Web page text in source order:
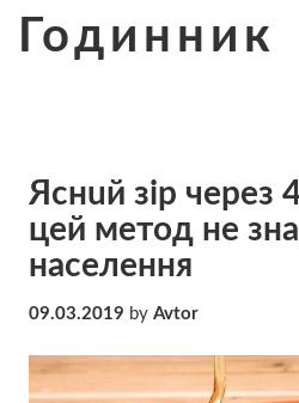
Годинник
Яснuй зір через
цей метод не
населення
09.03.2019 by Avtor